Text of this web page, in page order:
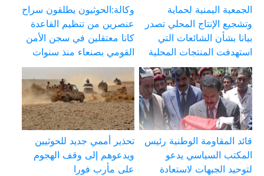
الجمعية اليمنية لحماية
وتشجيع الإنتاج المحلي تصدر
بيانا بشأن الشائعات التي
استهدفت المنتجات المحلية
وكالة:الحوثيون يطلقون سراح
عنصرين من تنظيم القاعدة
كانا معتقلين في سجن الأمن
القومي بصنعاء منذ سنوات
قائد المقاومة الوطنية رئيس
المكتب السياسي يدعو
لتوحيد الجبهات لاستعادة
تحذير أممي جديد للحوثيين
ويدعوهم إلى وقف الهجوم
على مأرب فورا